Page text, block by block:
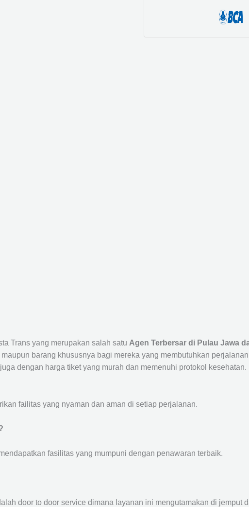
Trans yang merupakan salah satu Agen Terbersar di Pulau Jawa
barang khususnya bagi mereka yang membutuhkan
dengan harga tiket yang murah dan memenuhi protokol
failitas yang nyaman dan aman di setiap perjalanan.
fasilitas yang mumpuni dengan penawaran terbaik.
door to door service dimana layanan ini mengutamakan di jemput